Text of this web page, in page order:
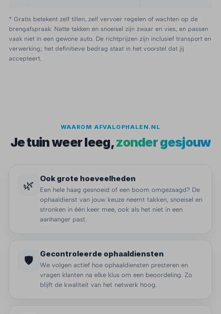
* Gratis betekent zelf tillen, zelf vervoer regelen of wachten op de
brengafspraak. Natte takken en snoeisel zijn zwaar en vies, en passen
vaak niet in een gewone auto. De richtprijzen zijn inclusief transport en
verwerking; het definitieve bedrag staat in het voorstel dat jij
accepteert.
WAAROM AFVALOPHALEN.NL
Je tuin weer leeg,zonder gesjouw
🌿 Ook grote hoeveelheden
Een hele haag gesnoeid of een boom omgezaagd? De
ophaaldienst van jouw keuze neemt takken, snoeisel en
stronken in één keer mee, ook als het niet in een
aanhanger past.
🛡️ Gecontroleerde ophaaldiensten
We volgen actief hoe ophaaldiensten presteren en
vragen klanten na elke klus om een beoordeling. Zo
blijft de kwaliteit van het netwerk hoog.